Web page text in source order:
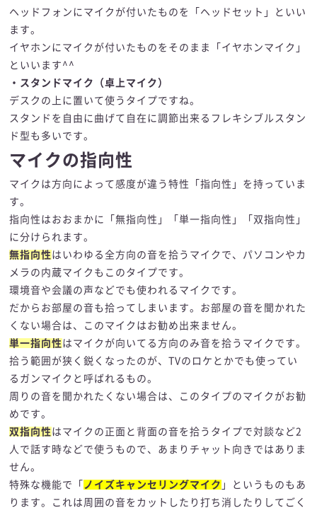
ヘッドフォンにマイクが付いたものを「ヘッドセット」といい
ます。
イヤホンにマイクが付いたものをそのまま「イヤホンマイク」
といいます^^
・スタンドマイク（卓上マイク）
デスクの上に置いて使うタイプですね。
スタンドを自由に曲げて自在に調節出来るフレキシブルスタン
ド型も多いです。
マイクの指向性
マイクは方向によって感度が違う特性「指向性」を持っていま
す。
指向性はおおまかに「無指向性」「単一指向性」「双指向性」
に分けられます。
無指向性 はいわゆる全方向の音を拾うマイクで、パソコンやカ
メラの内蔵マイクもこのタイプです。
環境音や会議の声などでも使われるマイクです。
だからお部屋の音も拾ってしまいます。お部屋の音を聞かれた
くない場合は、このマイクはお勧め出来ません。
単一指向性 はマイクが向いてる方向のみ音を拾うマイクです。
拾う範囲が狭く鋭くなったのが、TVのロケとかでも使ってい
るガンマイクと呼ばれるもの。
周りの音を聞かれたくない場合は、このタイプのマイクがお勧
めです。
双指向性 はマイクの正面と背面の音を拾うタイプで対談など2
人で話す時などで使うもので、あまりチャット向きではありま
せん。
特殊な機能で「 ノイズキャンセリングマイク 」というものもあ
ります。これは周囲の音をカットしたり打ち消したりしてごく